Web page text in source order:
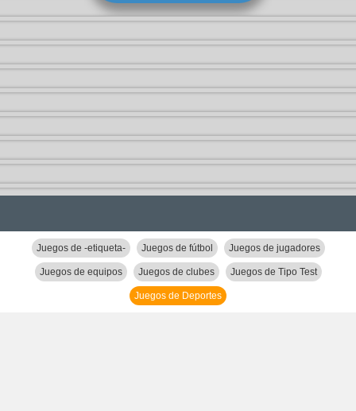
Juegos de -etiqueta- Juegos de fútbol Juegos de jugadores
Juegos de equipos Juegos de clubes Juegos de Tipo Test
Juegos de Deportes